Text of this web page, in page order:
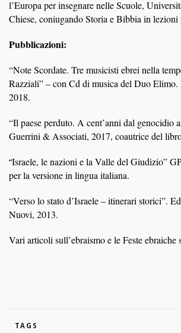
l’Europa per insegnare nelle Scuole,
Chiese, coniugando Storia e Bibbia in lezioni
Pubblicazioni:
“Note Scordate. Tre musicisti ebrei nella
Razziali” – con Cd di musica del Duo
2018.
“Il paese perduto. A cent’anni dal genocidio
Guerrini & Associati, 2017, coautrice del
“Israele, le nazioni e la Valle del Giudizio”
per la versione in lingua italiana.
“Verso lo stato d’Israele – itinerari storici”.
Nuovi, 2013.
Vari articoli sull’ebraismo e le Feste ebraiche
TAGS